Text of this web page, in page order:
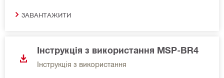
ЗАВАНТАЖИТИ
Інструкція з використання MSP-BR4
Інструкція з використання